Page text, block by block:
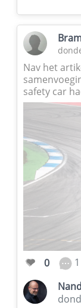
Nav het
safety car
0 1